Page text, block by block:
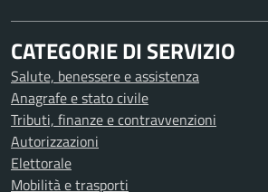
CATEGORIE DI SERVIZIO
Salute, benessere e assistenza
Anagrafe e stato civile
Tributi, finanze e contravvenzioni
Autorizzazioni
Elettorale
Mobilità e trasporti